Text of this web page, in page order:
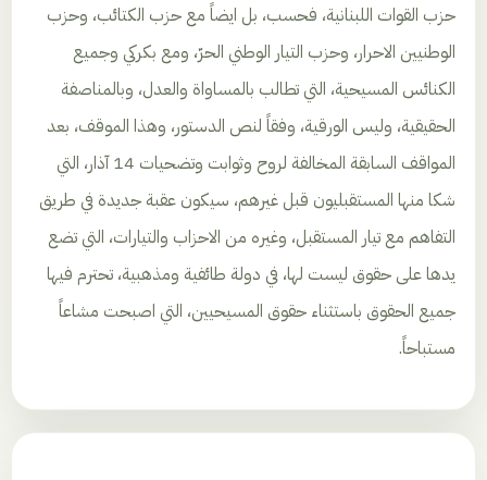
حزب القوات اللبنانية، فحسب، بل ايضاً مع حزب الكتائب، وحزب
الوطنيين الاحرار، وحزب التيار الوطني الحرّ، ومع بكركي وجميع
الكنائس المسيحية، التي تطالب بالمساواة والعدل، وبالمناصفة
الحقيقية، وليس الورقية، وفقاً لنص الدستور، وهذا الموقف، بعد
المواقف السابقة المخالفة لروح وثوابت وتضحيات 14 آذار، التي
شكا منها المستقبليون قبل غيرهم، سيكون عقبة جديدة في طريق
التفاهم مع تيار المستقبل، وغيره من الاحزاب والتيارات، التي تضع
يدها على حقوق ليست لها، في دولة طائفية ومذهبية، تحترم فيها
جميع الحقوق باستثناء حقوق المسيحيين، التي اصبحت مشاعاً
مستباحاً.